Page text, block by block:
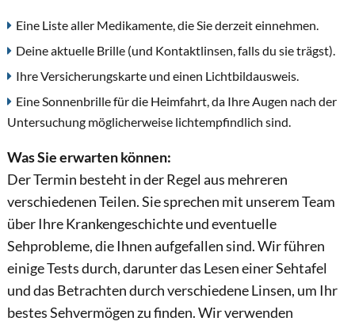
Eine Liste aller Medikamente, die Sie derzeit einnehmen.
Deine aktuelle Brille (und Kontaktlinsen, falls du sie trägst).
Ihre Versicherungskarte und einen Lichtbildausweis.
Eine Sonnenbrille für die Heimfahrt, da Ihre Augen nach der
Untersuchung möglicherweise lichtempfindlich sind.
Was Sie erwarten können:
Der Termin besteht in der Regel aus mehreren
verschiedenen Teilen. Sie sprechen mit unserem Team
über Ihre Krankengeschichte und eventuelle
Sehprobleme, die Ihnen aufgefallen sind. Wir führen
einige Tests durch, darunter das Lesen einer Sehtafel
und das Betrachten durch verschiedene Linsen, um Ihr
bestes Sehvermögen zu finden. Wir verwenden